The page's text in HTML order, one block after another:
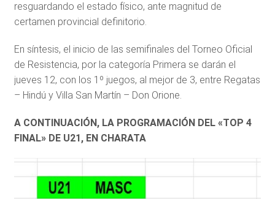
resguardando el estado físico, ante magnitud de
certamen provincial definitorio.
En síntesis, el inicio de las semifinales del Torneo Oficial
de Resistencia, por la categoría Primera se darán el
jueves 12, con los 1º juegos, al mejor de 3, entre Regatas
– Hindú y Villa San Martín – Don Orione.
A CONTINUACIÓN, LA PROGRAMACIÓN DEL «TOP 4
FINAL» DE U21, EN CHARATA